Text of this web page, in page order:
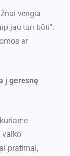
vengia
jau turi būti“.
ar
į geresnę
vaiko
pratimai,